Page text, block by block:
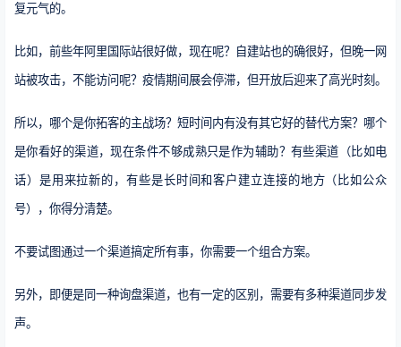
复元气的。
比如，前些年阿里国际站很好做，现在呢？自建站也的确很好，但晚一网
站被攻击，不能访问呢？疫情期间展会停滞，但开放后迎来了高光时刻。
所以，哪个是你拓客的主战场？短时间内有没有其它好的替代方案？哪个
是你看好的渠道，现在条件不够成熟只是作为辅助？有些渠道（比如电
话）是用来拉新的，有些是长时间和客户建立连接的地方（比如公众
号），你得分清楚。
不要试图通过一个渠道搞定所有事，你需要一个组合方案。
另外，即便是同一种询盘渠道，也有一定的区别，需要有多种渠道同步发
声。